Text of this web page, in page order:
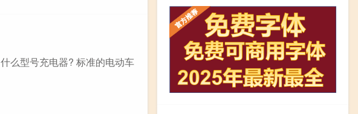
么型号充电器? 标准的电动车